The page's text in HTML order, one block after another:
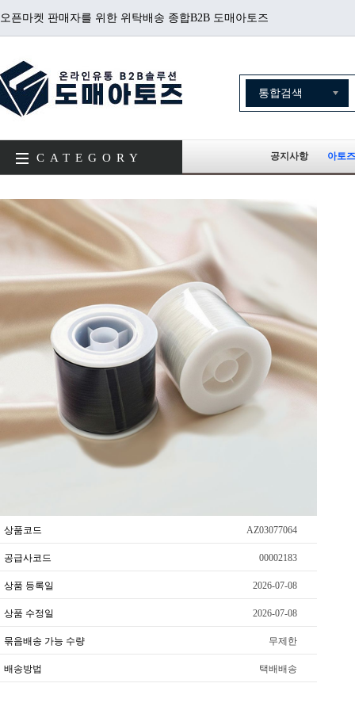
오픈마켓 판매자를 위한 위탁배송 종합B2B 도매아토즈
CATEGORY 공지사항 아토
상품코드 AZ03077064
공급사코드 00002183
상품 등록일 2026-07-08
상품 수정일 2026-07-08
묶음배송 가능 수량 무제한
배송방법 택배배송